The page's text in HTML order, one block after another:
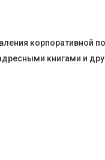
корпоративной
книгами и